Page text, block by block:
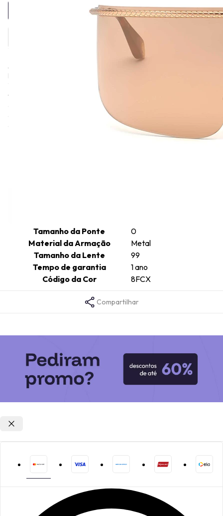
Provador Virtual
INDISPONÍVEL
A linha de óculos Roberto Cavalli tem uma história rica e ligada à
história da marca de moda italiana. A Roberto Cavalli, fundada em
1970, é conhecida pelas suas estampas de animais em couro e
tecidos, alta-costura, prêt-à-porter e acessórios, incluindo
óculos, relógios, sapatos, perfumes e joias. Os óculos de sol e de
grau Roberto Cavalli são conhecidos pela sua estética ousada e
glamourosa, e pela sua ligação ao estilo italiano e ao artesanato.
Tamanho da Ponte
0
Material da Armação
Metal
Tamanho da Lente
99
Tempo de garantia
1 ano
Código da Cor
8FCX
Compartilhar